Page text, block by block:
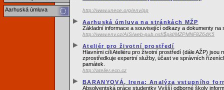
Aarhuská úmluva
http://www.unece.org/env/pp
Aarhuská úmluva na stránkách MŽP
Základní informace a související odkazy a dokumenty
http://www.env.cz/AIS/web-pub.nsf/$pid/MZPMNF8Z64K5
Ateliér pro životní prostředí
Hlavními cíli Ateliéru pro životní prostředí (dále AŽP)
zprostředkuje expertní služby, účast ve správních
památek.
http://atelier.ecn.cz
BARANYOVÁ, Irena: Analýza vstupního
Absolventská práce studentky Vyšší odborné školy